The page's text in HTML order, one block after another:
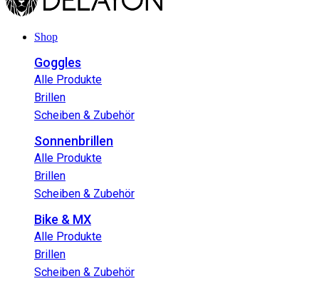
Shop
Goggles
Alle Produkte
Brillen
Scheiben & Zubehör
Sonnenbrillen
Alle Produkte
Brillen
Scheiben & Zubehör
Bike & MX
Alle Produkte
Brillen
Scheiben & Zubehör